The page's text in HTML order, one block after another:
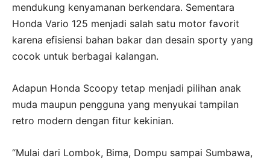
mendukung kenyamanan berkendara. Sementara
Honda Vario 125 menjadi salah satu motor favorit
karena efisiensi bahan bakar dan desain sporty yang
cocok untuk berbagai kalangan.
Adapun Honda Scoopy tetap menjadi pilihan anak
muda maupun pengguna yang menyukai tampilan
retro modern dengan fitur kekinian.
“Mulai dari Lombok, Bima, Dompu sampai Sumbawa,